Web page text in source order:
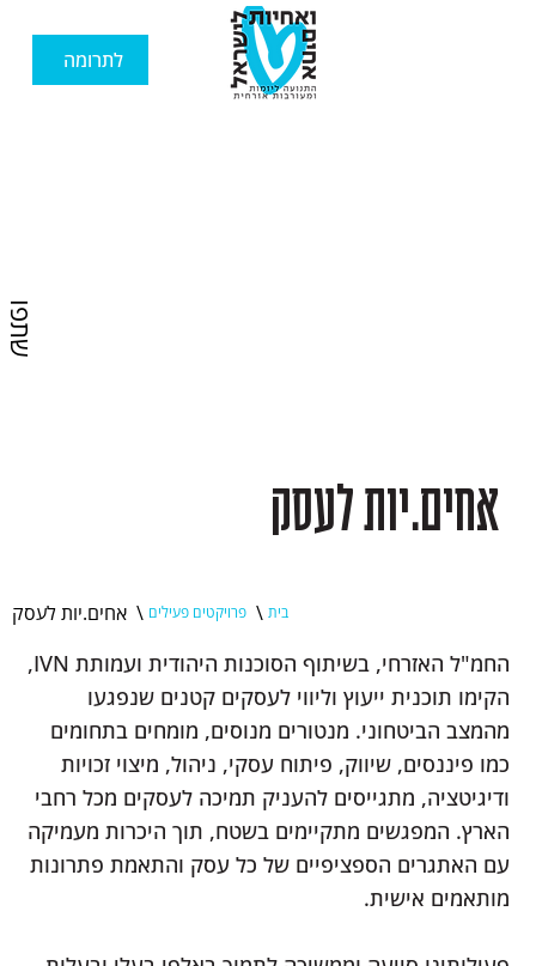
לתרומה
אחים.יות לעסק
החמ"ל האזרחי, בשיתוף הסוכנות היהודית ועמותת IVN,
הקימו תוכנית ייעוץ וליווי לעסקים קטנים שנפגעו
מהמצב הביטחוני. מנטורים מנוסים, מומחים בתחומים
כמו פיננסים, שיווק, פיתוח עסקי, ניהול, מיצוי זכויות
ודיגיטציה, מתגייסים להעניק תמיכה לעסקים מכל רחבי
הארץ. המפגשים מתקיימים בשטח, תוך היכרות מעמיקה
עם האתגרים הספציפיים של כל עסק והתאמת פתרונות
מותאמים אישית.
אחים.יות לעסק \ פרויקטים פעילים \ בית
שתפו